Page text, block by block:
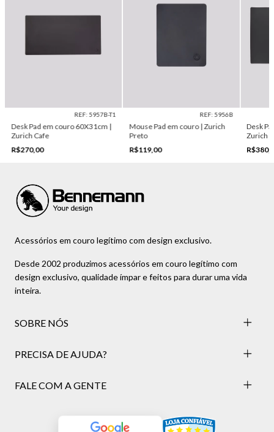
REF: 5957B-T1
Desk Pad em couro 60X31cm |
Zurich Cafe
R$270,00
REF: 5956B
Mouse Pad em couro | Zurich
Preto
R$119,00
Desk
Zurich
Acessórios em couro legítimo com design exclusivo.
Desde 2002 produzimos acessórios em couro legítimo com
design exclusivo, qualidade ímpar e feitos para durar uma vida
inteira.
SOBRE NÓS
PRECISA DE AJUDA?
FALE COM A GENTE